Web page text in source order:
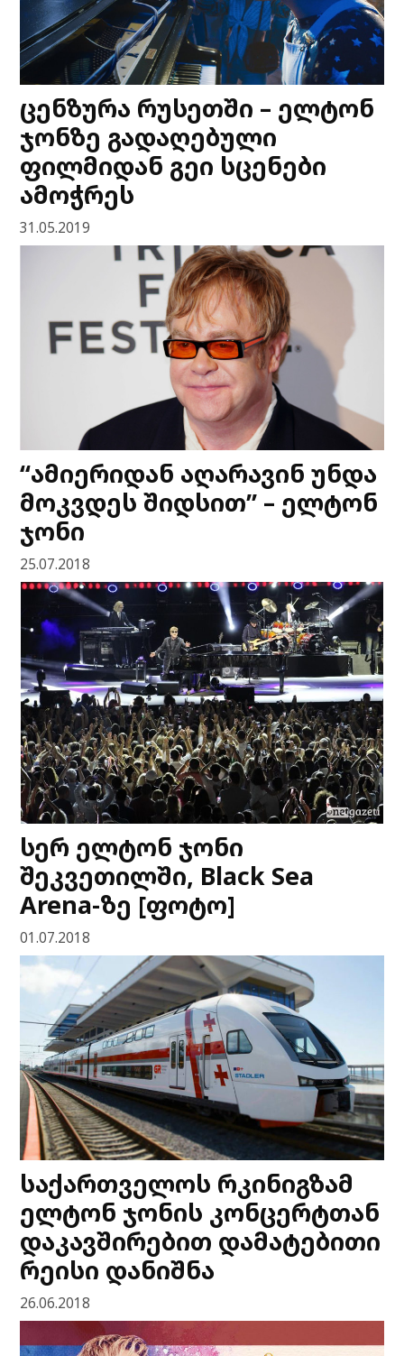
ცენზურა რუსეთში – ელტონ
ჯონზე გადაღებული
ფილმიდან გეი სცენები
ამოჭრეს
31.05.2019
“ამიერიდან აღარავინ უნდა
მოკვდეს შიდსით” – ელტონ
ჯონი
25.07.2018
სერ ელტონ ჯონი
შეკვეთილში, Black Sea
Arena-ზე [ფოტო]
01.07.2018
საქართველოს რკინიგზამ
ელტონ ჯონის კონცერტთან
დაკავშირებით დამატებითი
რეისი დანიშნა
26.06.2018